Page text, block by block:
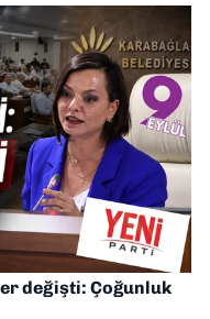
değişti: Çoğunluk